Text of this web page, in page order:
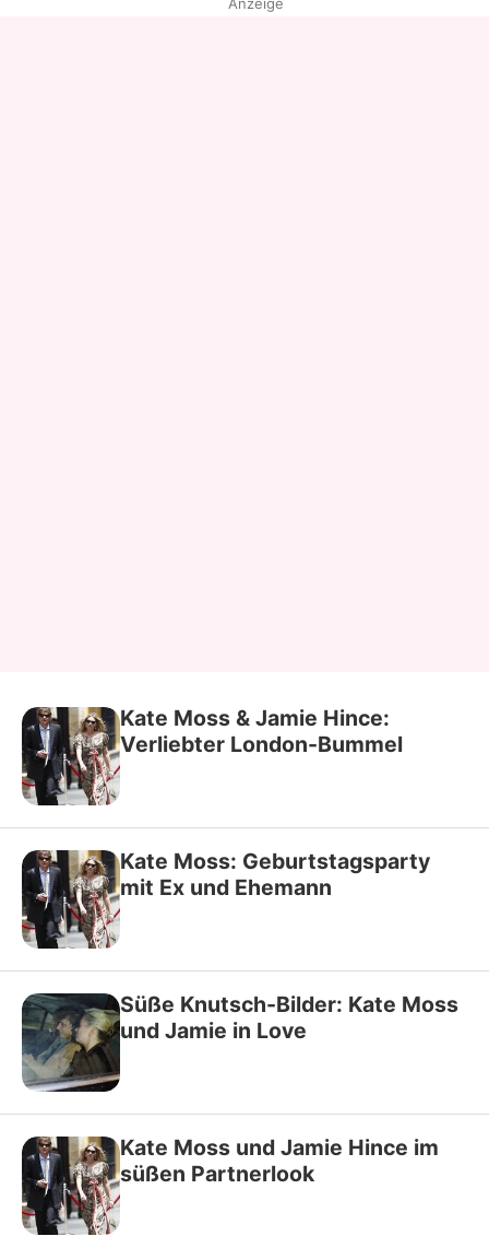
Kate Moss & Jamie Hince:
Verliebter London-Bummel
Kate Moss: Geburtstagsparty
mit Ex und Ehemann
Süße Knutsch-Bilder: Kate Moss
und Jamie in Love
Kate Moss und Jamie Hince im
süßen Partnerlook